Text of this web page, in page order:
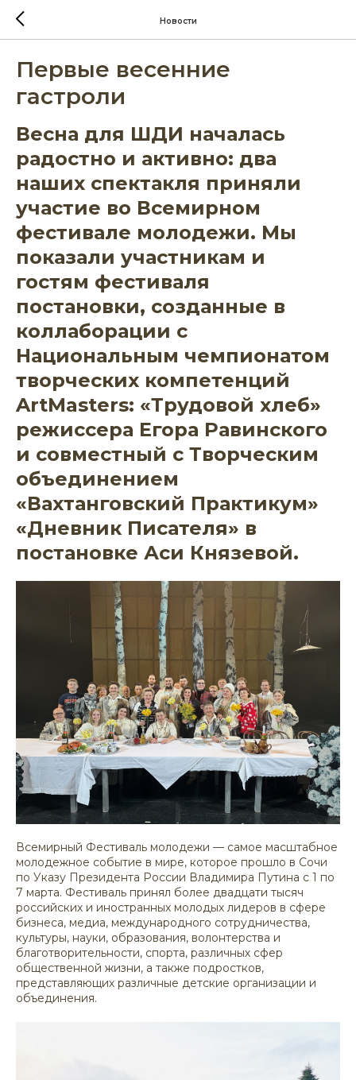
Новости
Первые весенние
гастроли
Весна для ШДИ началась
радостно и активно: два
наших спектакля приняли
участие во Всемирном
фестивале молодежи. Мы
показали участникам и
гостям фестиваля
постановки, созданные в
коллаборации с
Национальным чемпионатом
творческих компетенций
ArtMasters: «Трудовой хлеб»
режиссера Егора Равинского
и совместный с Творческим
объединением
«Вахтанговский Практикум»
«Дневник Писателя» в
постановке Аси Князевой.
Всемирный Фестиваль молодежи — самое масштабное
молодежное событие в мире, которое прошло в Сочи
по Указу Президента России Владимира Путина с 1 по
7 марта. Фестиваль принял более двадцати тысяч
российских и иностранных молодых лидеров в сфере
бизнеса, медиа, международного сотрудничества,
культуры, науки, образования, волонтерства и
благотворительности, спорта, различных сфер
общественной жизни, а также подростков,
представляющих различные детские организации и
объединения.